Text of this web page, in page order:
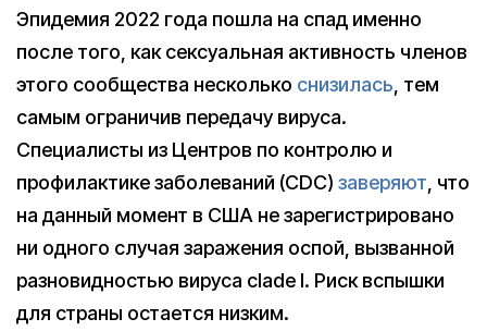
Эпидемия 2022 года пошла на спад именно
после того, как сексуальная активность членов
этого сообщества несколько снизилась, тем
самым ограничив передачу вируса.
Специалисты из Центров по контролю и
профилактике заболеваний (CDC) заверяют, что
на данный момент в США не зарегистрировано
ни одного случая заражения оспой, вызванной
разновидностью вируса clade I. Риск вспышки
для страны остается низким.